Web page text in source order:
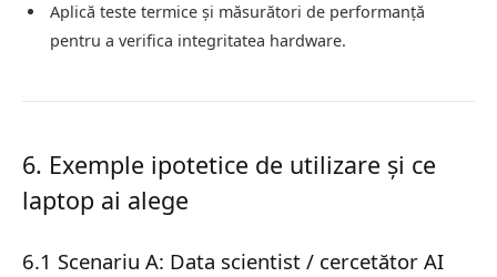
Aplică teste termice și măsurători de performanță
pentru a verifica integritatea hardware.
6. Exemple ipotetice de utilizare și ce
laptop ai alege
6.1 Scenariu A: Data scientist / cercetător AI